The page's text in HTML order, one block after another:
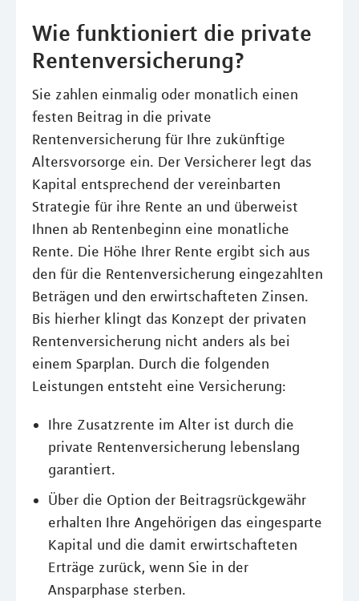
Wie funktioniert die private
Rentenversicherung?
Sie zahlen einmalig oder monatlich einen
festen Beitrag in die private
Rentenversicherung für Ihre zukünftige
Altersvorsorge ein. Der Versicherer legt das
Kapital entsprechend der vereinbarten
Strategie für ihre Rente an und überweist
Ihnen ab Rentenbeginn eine monatliche
Rente. Die Höhe Ihrer Rente ergibt sich aus
den für die Rentenversicherung eingezahlten
Beträgen und den erwirtschafteten Zinsen.
Bis hierher klingt das Konzept der privaten
Rentenversicherung nicht anders als bei
einem Sparplan. Durch die folgenden
Leistungen entsteht eine Versicherung:
Ihre Zusatzrente im Alter ist durch die
private Rentenversicherung lebenslang
garantiert.
Über die Option der Beitragsrückgewähr
erhalten Ihre Angehörigen das eingesparte
Kapital und die damit erwirtschafteten
Erträge zurück, wenn Sie in der
Ansparphase sterben.